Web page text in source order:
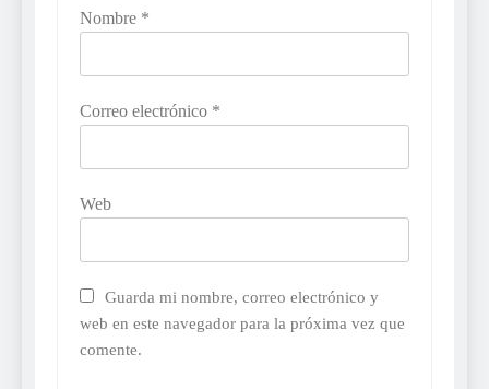
Nombre *
Correo electrónico *
Web
Guarda mi nombre, correo electrónico y
web en este navegador para la próxima vez que
comente.